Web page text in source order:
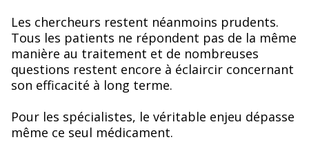
Les chercheurs restent néanmoins prudents.
Tous les patients ne répondent pas de la même
manière au traitement et de nombreuses
questions restent encore à éclaircir concernant
son efficacité à long terme.
Pour les spécialistes, le véritable enjeu dépasse
même ce seul médicament.